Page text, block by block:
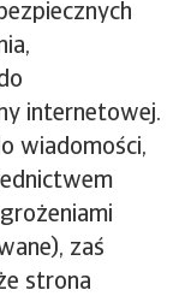
internetowej.
wiadomości,
zaś
strona